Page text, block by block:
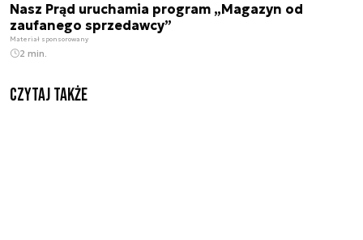
Nasz Prąd uruchamia program „Magazyn od
zaufanego sprzedawcy”
Materiał sponsorowany
2 min.
Czytaj także